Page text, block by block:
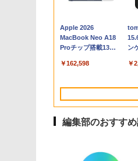
Apple 2026
MacBook Neo A18
Proチップ搭載13イ
AIとApple
Retinaディスプレ
512GB SSD、1080p
FaceTime HDカメ
ラ、Touch ID - イン
ンチMacBook
￥162,598
ン
￥
編集部のおすす